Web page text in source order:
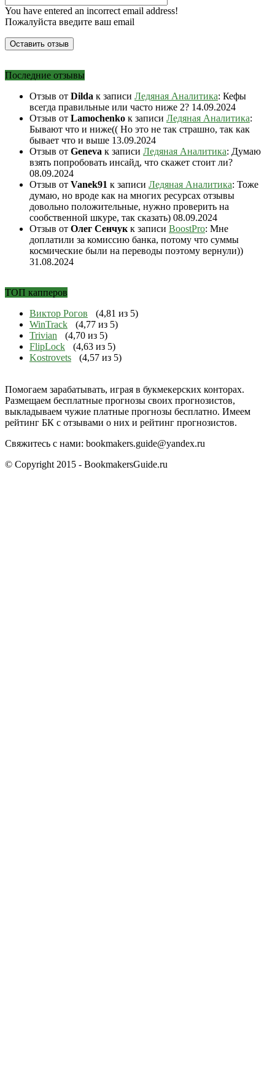
You have entered an incorrect email address!
Пожалуйста введите ваш email
ТОП капперов
Виктор Рогов
(4,81 из 5)
WinTrack
(4,77 из 5)
Trivian
(4,70 из 5)
FlipLock
(4,63 из 5)
Kostrovets
(4,57 из 5)
Последние отзывы
Отзыв от Dilda к записи Ледяная Аналитика: Кефы
всегда правильные или часто ниже 2? 14.09.2024
Отзыв от Lamochenko к записи Ледяная Аналитика:
Бывают что и ниже(( Но это не так страшно, так как
бывает что и выше 13.09.2024
Отзыв от Geneva к записи Ледяная Аналитика: Думаю
взять попробовать инсайд, что скажет стоит ли?
08.09.2024
Отзыв от Vanek91 к записи Ледяная Аналитика: Тоже
думаю, но вроде как на многих ресурсах отзывы
довольно положительные, нужно проверить на
сообственной шкуре, так сказать) 08.09.2024
Отзыв от Олег Сенчук к записи BoostPro: Мне
доплатили за комиссию банка, потому что суммы
космические были на переводы поэтому вернули))
31.08.2024
Помогаем зарабатывать, играя в букмекерских конторах.
Размещаем бесплатные прогнозы своих прогнозистов,
выкладываем чужие платные прогнозы бесплатно. Имеем
рейтинг БК с отзывами о них и рейтинг прогнозистов.
Свяжитесь с нами: bookmakers.guide@yandex.ru
© Copyright 2015 - BookmakersGuide.ru